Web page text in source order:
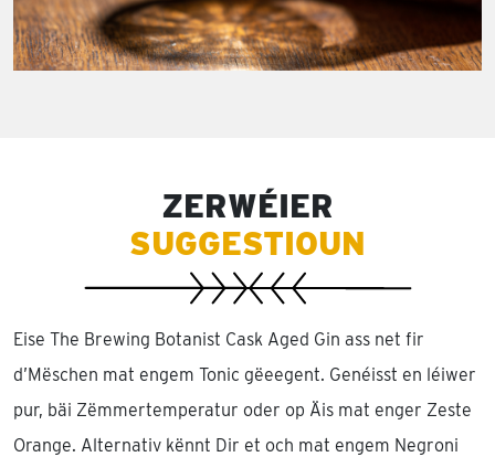
ZERWÉIER
SUGGESTIOUN
Eise The Brewing Botanist Cask Aged Gin ass net fir
d’Mëschen mat engem Tonic gëeegent. Genéisst en léiwer
pur, bäi Zëmmertemperatur oder op Äis mat enger Zeste
Orange. Alternativ kënnt Dir et och mat engem Negroni